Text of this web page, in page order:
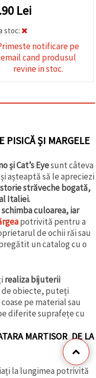
Lei
stoc:
notificare pe
email cand produsul
revine in stoc.
PISICĂ ȘI MARGELE
și Cat’s Eyesunt câteva
așteaptă să le apreciezi
străveche bogată,
Italiei.
culoarea, iar
potrivită pentru a
de ochii răi sau
un catalog cu o
realiza bijuterii
obiecte, puteți
pe material sau
diferite suprafețe cu
MARTISOR DE LA
la lungimea potrivită